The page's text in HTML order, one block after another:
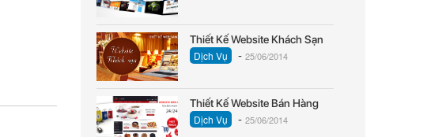
Thiết Kế Website Khách Sạn
Dịch Vụ - 25/06/2014
Thiết Kế Website Bán Hàng
Dịch Vụ - 25/06/2014